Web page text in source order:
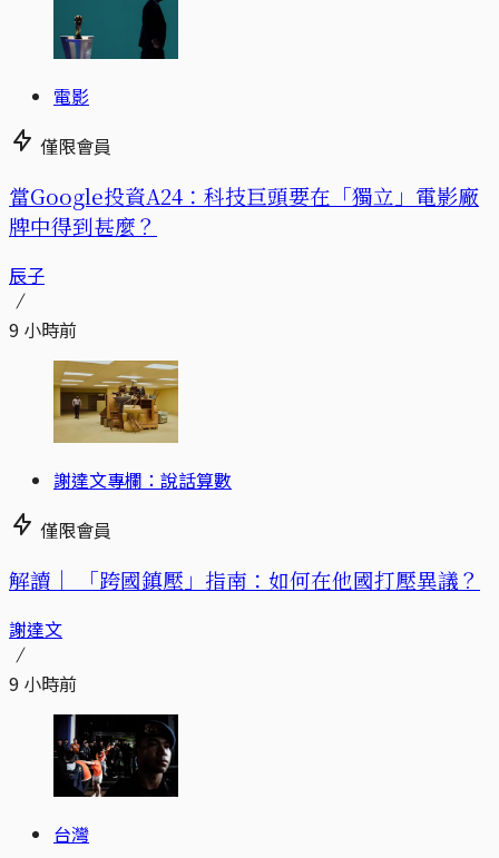
電影
僅限會員
當Google投資A24：科技巨頭要在「獨立」電影廠
牌中得到甚麼？
辰子
9 小時前
謝達文專欄：說話算數
僅限會員
解讀｜ 「跨國鎮壓」指南：如何在他國打壓異議？
謝達文
9 小時前
台灣